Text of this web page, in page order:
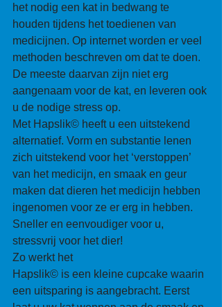
het nodig een kat in bedwang te
houden tijdens het toedienen van
medicijnen. Op internet worden er veel
methoden beschreven om dat te doen.
De meeste daarvan zijn niet erg
aangenaam voor de kat, en leveren ook
u de nodige stress op.
Met Hapslik© heeft u een uitstekend
alternatief. Vorm en substantie lenen
zich uitstekend voor het ‘verstoppen’
van het medicijn, en smaak en geur
maken dat dieren het medicijn hebben
ingenomen voor ze er erg in hebben.
Sneller en eenvoudiger voor u,
stressvrij voor het dier!
Zo werkt het
Hapslik© is een kleine cupcake waarin
een uitsparing is aangebracht. Eerst